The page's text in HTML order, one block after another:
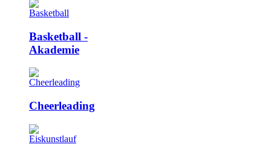
Basketball ­
Akademie
Cheerleading